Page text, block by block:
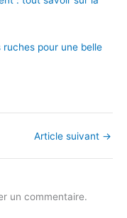
pour une belle
Article suivant →
un commentaire.